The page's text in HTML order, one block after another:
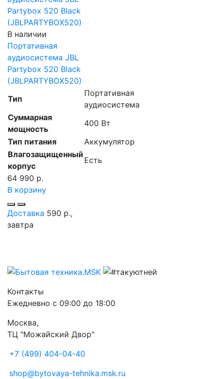
В наличии
Портативная
аудиосистема JBL
Partybox 520 Black
(JBLPARTYBOX520)
Тип
Портативная
аудиосистема
Суммарная
мощность
400 Вт
Тип питания
Аккумулятор
Влагозащищенный
корпус
Есть
64 990 р.
В корзину
Доставка 590 р.,
завтра
Контакты
Ежедневно с 09:00 до 18:00
Москва,
ТЦ "Можайский Двор"
+7 (499) 404-04-40
shop@bytovaya-tehnika.msk.ru